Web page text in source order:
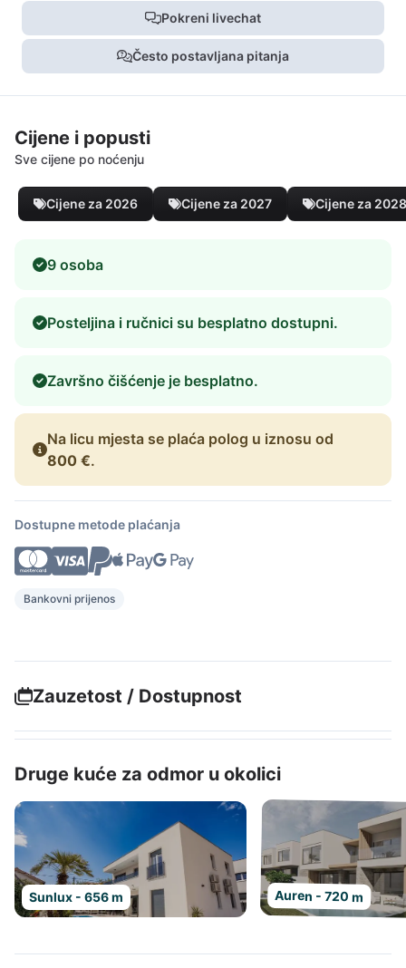
Pokreni livechat
Često postavljana pitanja
Cijene i popusti
Sve cijene po noćenju
Cijene za 2026 Cijene za 2027 Cijene za 2028
9 osoba
Posteljina i ručnici su besplatno dostupni.
Završno čišćenje je besplatno.
Na licu mjesta se plaća polog u iznosu od
800 €.
Dostupne metode plaćanja
Bankovni prijenos
Zauzetost / Dostupnost
Druge kuće za odmor u okolici
Sunlux - 656 m Auren - 720 m